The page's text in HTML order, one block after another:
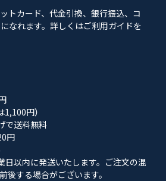
トカード、代金引換、銀行振込、コ
なれます。詳しくはご利用ガイドを
1,100円）
で送料無料
円
日以内に発送いたします。ご注文の混
後する場合がございます。